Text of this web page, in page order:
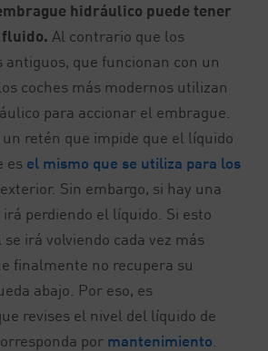
hidráulico puede tener
fluido. Al contrario que los
antiguos, que funcionan con un
coches más modernos utilizan
para accionar el embrague.
retén que impide que el líquido
es el mismo que se utiliza para los
Sin embargo, si hay una
perdiendo el líquido. Si esto
se irá volviendo cada vez más
finalmente no recupera su
abajo. Por eso, es
revises el nivel del líquido de
por mantenimiento